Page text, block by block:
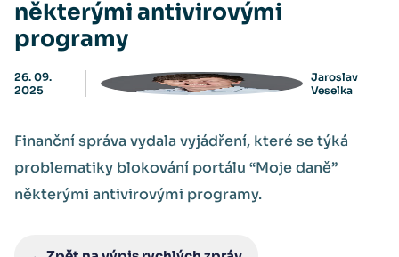
některými antivirovými
programy
26. 09.
2025
Jaroslav
Veselka
Finanční správa vydala vyjádření, které se týká
problematiky blokování portálu “Moje daně”
některými antivirovými programy.